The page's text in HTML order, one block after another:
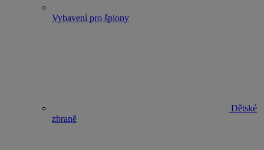
Vybavení pro špiony
Dětské
zbraně